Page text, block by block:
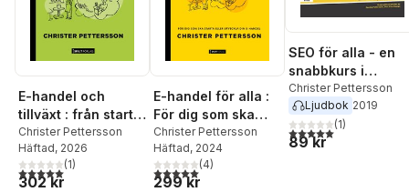
E-handel och
tillväxt : från start
till succé – så
skalar du upp din
e-handel
Christer Pettersson
Häftad, 2026
5,0utav 5 stjärnor. Totalt antal röster:
(1)
302 kr
E-handel för alla :
För dig som ska
starta eller vill
utveckla din e-
handel.
Christer Pettersson
Häftad, 2024
5,0utav 5 stjärnor. Totalt antal röster:
(4)
299 kr
SEO för alla - en
snabbkurs i
sökmotoroptimerin
g för dig som vill
ranka högt på
Google
Christer Pettersson
Ljudbok 2019
5,0utav 5 stjärnor.
(1)
89 kr